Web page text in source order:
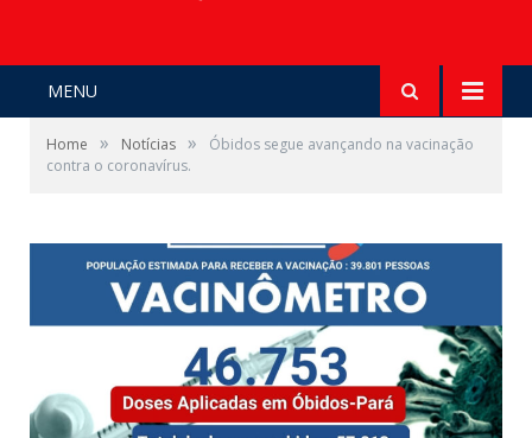
MENU
Home » Notícias »
Óbidos segue avançando na vacinação
contra o coronavírus.